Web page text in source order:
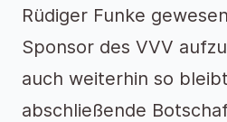
Rüdiger Funke
Sponsor des VVV
auch weiterhin so
abschließende